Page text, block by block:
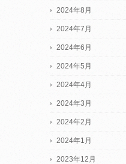
2024年8月
2024年7月
2024年6月
2024年5月
2024年4月
2024年3月
2024年2月
2024年1月
2023年12月